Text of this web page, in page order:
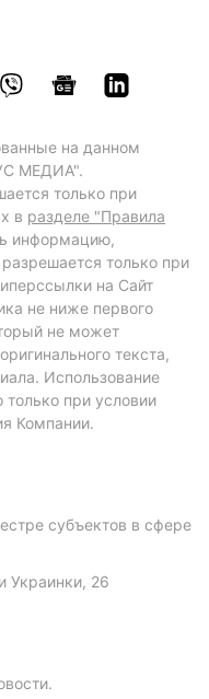
на данном
МЕДИА".
только при
в разделе "Правила
информацию,
только при
на Сайт
не ниже первого
не может
текста,
Использование
при условии
Компании.
субъектов в сфере
Украинки, 26